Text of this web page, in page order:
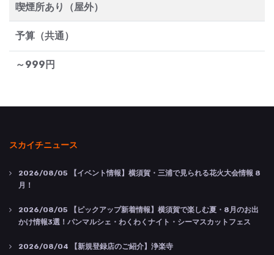
喫煙所あり（屋外）
予算（共通）
～999円
スカイチニュース
2026/08/05 【イベント情報】横須賀・三浦で見られる花火大会情報 8
月！
2026/08/05 【ピックアップ新着情報】横須賀で楽しむ夏・8月のお出
かけ情報3選！パンマルシェ・わくわくナイト・シーマスカットフェス
2026/08/04 【新規登録店のご紹介】浄楽寺